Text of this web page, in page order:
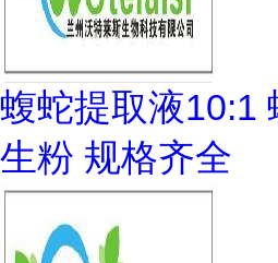
蝮蛇提取液10:1
生粉 规格齐全